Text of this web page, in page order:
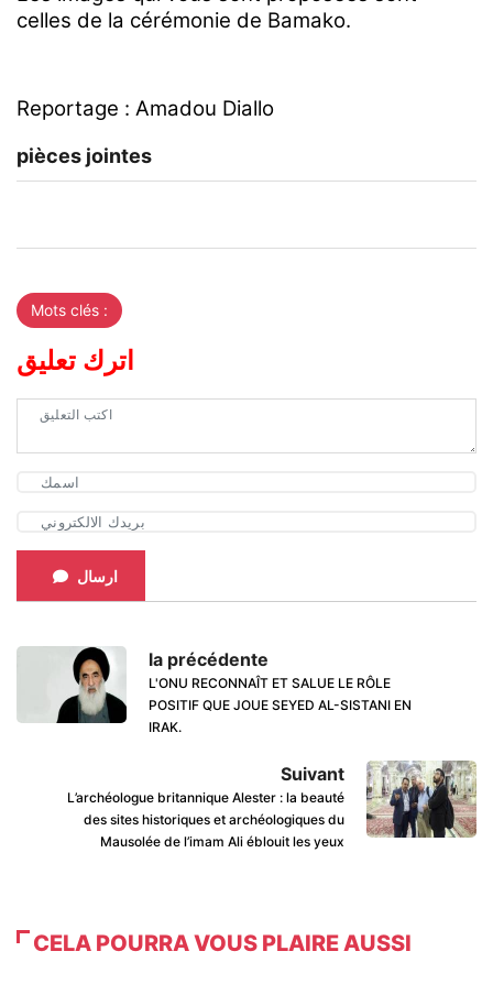
celles de la cérémonie de Bamako.
Reportage : Amadou Diallo
pièces jointes
Mots clés :
اترك تعليق
ارسال
la précédente
L'ONU RECONNAÎT ET SALUE LE RÔLE
POSITIF QUE JOUE SEYED AL-SISTANI EN
IRAK.
Suivant
L’archéologue britannique Alester : la beauté
des sites historiques et archéologiques du
Mausolée de l’imam Ali éblouit les yeux
CELA POURRA VOUS PLAIRE AUSSI